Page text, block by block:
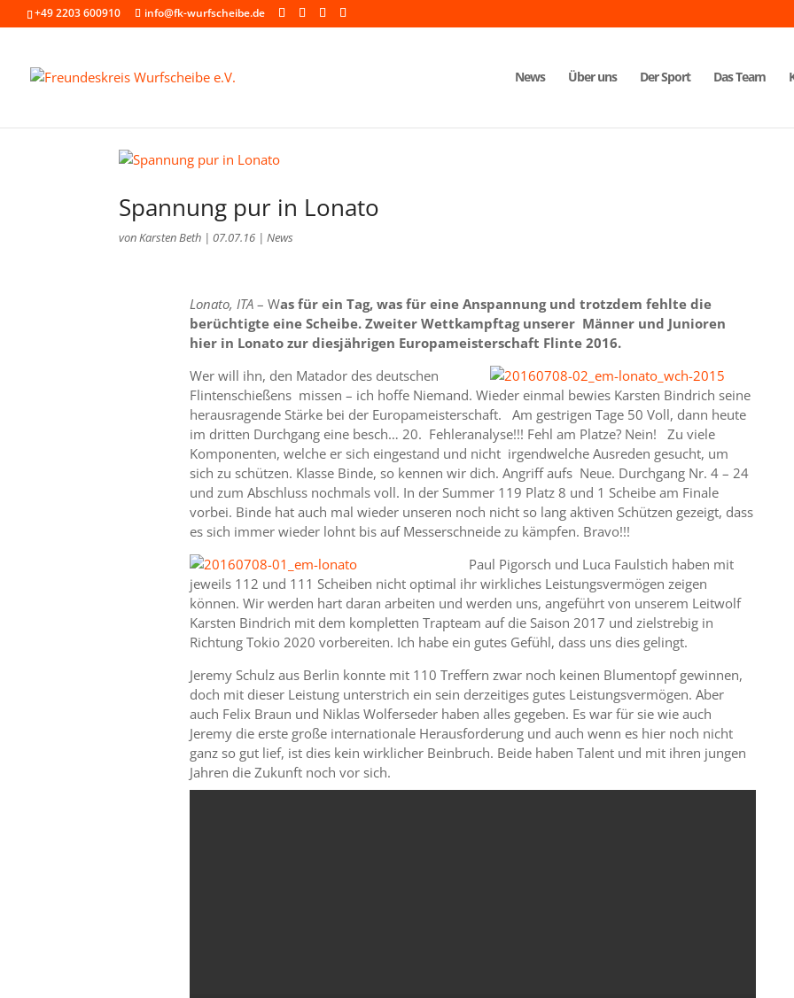
+49 2203 600910 info@fk-wurfscheibe.de
News Über uns Der Sport Das Team
Spannung pur in Lonato
vonKarsten Beth |07.07.16 |News
Lonato, ITA – Was für ein Tag, was für eine Anspannung und trotzdem fehlte die
berüchtigte eine Scheibe. Zweiter Wettkampftag unserer Männer und Junioren
hier in Lonato zur diesjährigen Europameisterschaft Flinte 2016.
Wer will ihn, den Matador des deutschen
Flintenschießens missen – ich hoffe Niemand. Wieder einmal bewies Karsten Bindrich seine
herausragende Stärke bei der Europameisterschaft. Am gestrigen Tage 50 Voll, dann heute
im dritten Durchgang eine besch… 20. Fehleranalyse!!! Fehl am Platze? Nein! Zu viele
Komponenten, welche er sich eingestand und nicht irgendwelche Ausreden gesucht, um
sich zu schützen. Klasse Binde, so kennen wir dich. Angriff aufs Neue. Durchgang Nr. 4 – 24
und zum Abschluss nochmals voll. In der Summer 119 Platz 8 und 1 Scheibe am Finale
vorbei. Binde hat auch mal wieder unseren noch nicht so lang aktiven Schützen gezeigt, dass
es sich immer wieder lohnt bis auf Messerschneide zu kämpfen. Bravo!!!
Paul Pigorsch und Luca Faulstich haben mit
jeweils 112 und 111 Scheiben nicht optimal ihr wirkliches Leistungsvermögen zeigen
können. Wir werden hart daran arbeiten und werden uns, angeführt von unserem Leitwolf
Karsten Bindrich mit dem kompletten Trapteam auf die Saison 2017 und zielstrebig in
Richtung Tokio 2020 vorbereiten. Ich habe ein gutes Gefühl, dass uns dies gelingt.
Jeremy Schulz aus Berlin konnte mit 110 Treffern zwar noch keinen Blumentopf gewinnen,
doch mit dieser Leistung unterstrich ein sein derzeitiges gutes Leistungsvermögen. Aber
auch Felix Braun und Niklas Wolferseder haben alles gegeben. Es war für sie wie auch
Jeremy die erste große internationale Herausforderung und auch wenn es hier noch nicht
ganz so gut lief, ist dies kein wirklicher Beinbruch. Beide haben Talent und mit ihren jungen
Jahren die Zukunft noch vor sich.